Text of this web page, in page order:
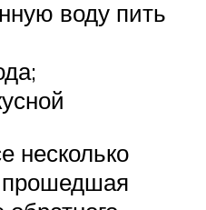
воду пить
несколько
прошедшая